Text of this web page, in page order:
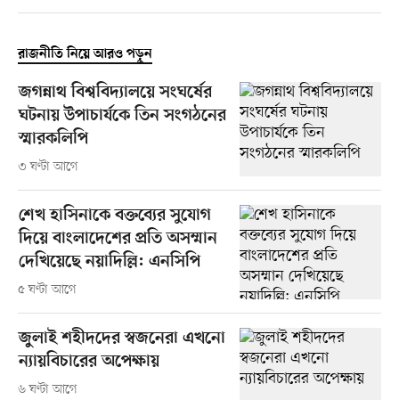
রাজনীতি নিয়ে আরও পড়ুন
জগন্নাথ বিশ্ববিদ্যালয়ে সংঘর্ষের
ঘটনায় উপাচার্যকে তিন সংগঠনের
স্মারকলিপি
৩ ঘণ্টা আগে
শেখ হাসিনাকে বক্তব্যের সুযোগ
দিয়ে বাংলাদেশের প্রতি অসম্মান
দেখিয়েছে নয়াদিল্লি: এনসিপি
৫ ঘণ্টা আগে
জুলাই শহীদদের স্বজনেরা এখনো
ন্যায়বিচারের অপেক্ষায়
৬ ঘণ্টা আগে